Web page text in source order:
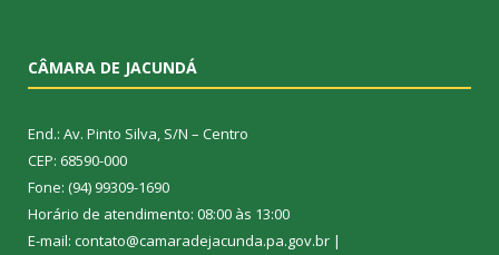
CÂMARA DE JACUNDÁ
End.: Av. Pinto Silva, S/N – Centro
CEP: 68590-000
Fone: (94) 99309-1690
Horário de atendimento: 08:00 às 13:00
E-mail: contato@camaradejacunda.pa.gov.br |